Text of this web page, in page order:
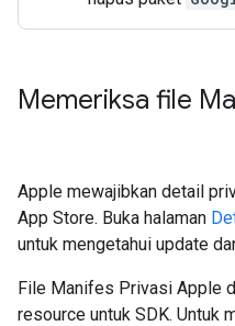
Memeriksa file
Apple mewajibkan detail
App Store. Buka halaman
untuk mengetahui update
File Manifes Privasi Apple
resource untuk SDK. Untuk